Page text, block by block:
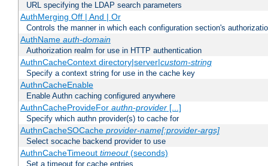
URL specifying the LDAP search parameters
AuthMerging Off | And | Or
Controls the manner in which each configuration section's
AuthName auth-domain
Authorization realm for use in HTTP authentication
AuthnCacheContext directory|server|custom-string
Specify a context string for use in the cache key
AuthnCacheEnable
Enable Authn caching configured anywhere
AuthnCacheProvideFor authn-provider[...]
Specify which authn provider(s) to cache for
AuthnCacheSOCache provider-name[:provider-args]
Select socache backend provider to use
AuthnCacheTimeout timeout(seconds)
Set a timeout for cache entries